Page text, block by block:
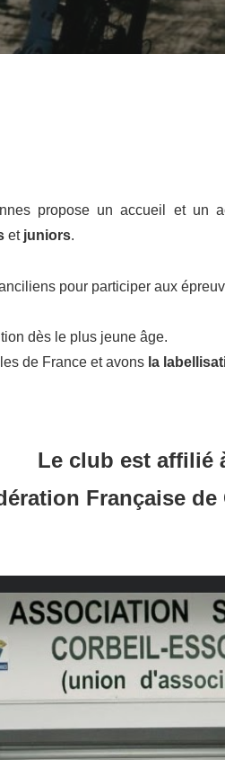
propose un accueil et un
etjuniors.
pour participer aux
dès le plus jeune âge.
de France et avons la
Le club est affilié
Française de